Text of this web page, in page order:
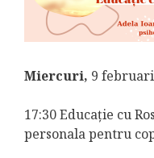
Miercuri, 9
17:30 Educație cu
personala pentru